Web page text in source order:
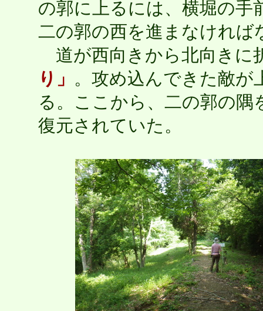
の郭に上るには、横堀の手
二の郭の西を進まなければ
道が西向きから北向きに
り」 。攻め込んできた敵
る。ここから、二の郭の
復元されていた。